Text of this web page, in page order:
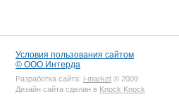
Условия пользования сайтом
© ООО Интерда
Разработка сайта: i-market © 2009
Дизайн сайта сделан в Knock Knock